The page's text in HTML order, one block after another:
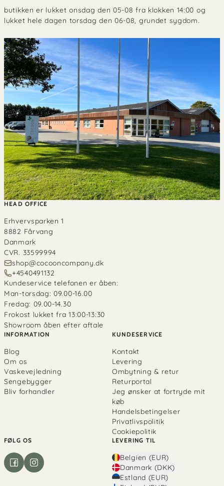
butikken er lukket onsdag den 05-08 fra klokken 14:00 og
lukket hele dagen torsdag den 06-08, grundet sygdom.
HEAD OFFICE
Erhvervsparken 1
8882 Fårvang
Danmark
CVR. 33599994
shop@cocooncompany.dk
+4540491132
Kundeservice telefonen er åben:
Man-torsdag: 09.00-16.00
Fredag: 09.00-14.30
Frokost lukket fra 13:00-13:30
Showroom åben efter aftale
INFORMATION
Blog
Om os
Vaskevejledning
Sengebygger
Bliv forhandler
KUNDESERVICE
Kontakt
Levering
Ombytning & retur
Returportal
Jeg ønsker at fortryde mit
køb
Handelsbetingelser
Privatlivspolitik
Cookiepolitik
FØLG OS LEVERING TIL
Belgien (EUR)
Danmark (DKK)
Estland (EUR)